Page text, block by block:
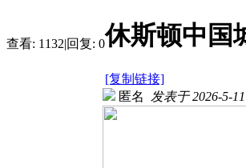
查看: 1132|回复: 0休斯顿中国
[复制链接]
匿名 发表于 2026-5-